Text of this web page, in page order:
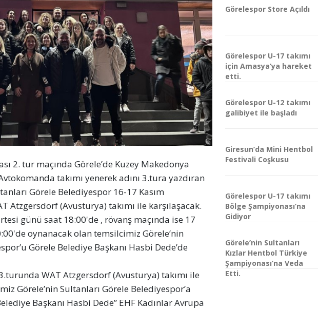
2. tur maçında Görele’de Kuzey Makedonya
takımı yenerek adını 3.tura yazdıran
Görele Belediyespor 16-17 Kasım
Atzgersdorf (Avusturya) takımı ile karşılaşacak.
günü saat 18:00'de , rövanş maçında ise 17
oynanacak olan temsilcimiz Görele’nin
Görele Belediye Başkanı Hasbi Dede’de
WAT Atzgersdorf (Avusturya) takımı ile
Görele’nin Sultanları Görele Belediyespor’a
Başkanı Hasbi Dede” EHF Kadınlar Avrupa
Görelespor Store Açıldı
Görelespor U-17 takımı
için Amasya’ya hareket
etti.
Görelespor U-12 takımı
galibiyet ile başladı
Giresun’da Mini Hentbol
Festivali Coşkusu
Görelespor U-17 takımı
Bölge Şampiyonası’na
Gidiyor
Görele’nin Sultanları
Kızlar Hentbol Türkiye
Şampiyonası’na Veda
Etti.